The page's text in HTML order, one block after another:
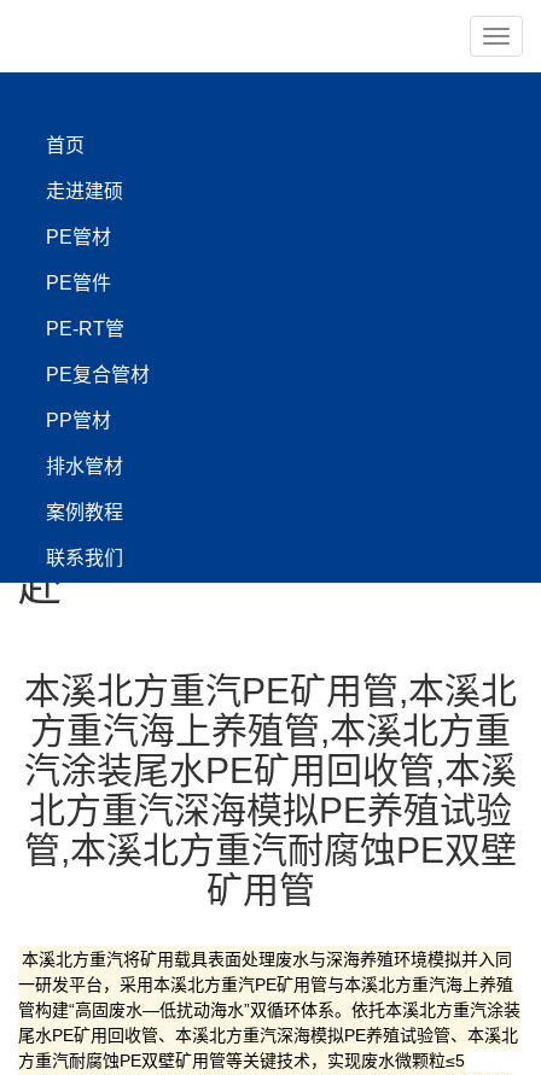
导
首页
走进建硕
PE管材
PE管件
PE-RT管
PE复合管材
PP管材
排水管材
案例教程
联系我们
PE-RT管
【管材服务:400-999-4440】
本溪北方重汽×建硕管业：
PE矿用管联袂海上养殖
管，矿车涂装车间的“陆地
矿井”与“深海牧场”双向奔
赴
本溪北方重汽PE矿用管,本溪北
方重汽海上养殖管,本溪北方重
汽涂装尾水PE矿用回收管,本溪
北方重汽深海模拟PE养殖试验
管,本溪北方重汽耐腐蚀PE双壁
矿用管
本溪北方重汽将矿用载具表面处理废水与深海养殖环境模拟并入同
一研发平台，采用本溪北方重汽PE矿用管与本溪北方重汽海上养殖
管构建“高固废水—低扰动海水”双循环体系。依托本溪北方重汽涂装
尾水PE矿用回收管、本溪北方重汽深海模拟PE养殖试验管、本溪北
方重汽耐腐蚀PE双壁矿用管等关键技术，实现废水微颗粒≤5